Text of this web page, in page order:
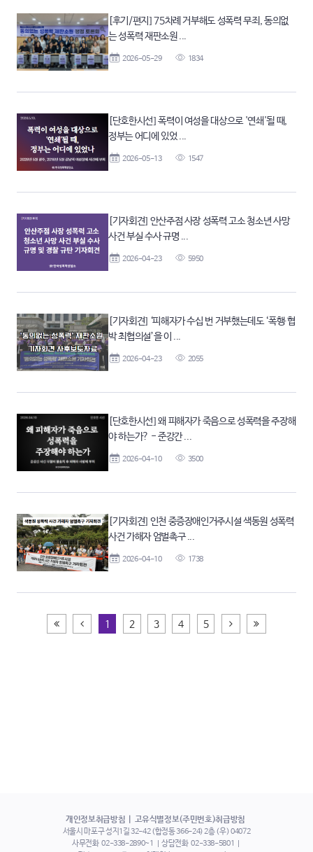
[후기/편지] 75차례 거부해도 성폭력 무죄, 동의없
는 성폭력 재판소원 ...
2026-05-29 1834
[단호한시선] 폭력이 여성을 대상으로 '연쇄'될 때,
정부는 어디에 있었 ...
2026-05-13 1547
[기자회견] 안산주점 사장 성폭력 고소 청소년 사망
사건 부실 수사 규명 ...
2026-04-23 5950
[기자회견] ‘피해자가 수십 번 거부했는데도 ‘폭행∙협
박 최협의설’을 이 ...
2026-04-23 2055
[단호한시선] 왜 피해자가 죽음으로 성폭력을 주장해
야 하는가? - 준강간 ...
2026-04-10 3500
[기자회견] 인천 중증장애인거주시설 색동원 성폭력
사건 가해자 엄벌촉구 ...
2026-04-10 1738
처음페이지
이전 1 2 3 4 5 다음 끝페이지
개인정보취급방침 고유식별정보(주민번호)취급방침
서울시 마포구 성지1길 32-42 (합정동 366-24) 2층 (우) 04072
사무전화 02-338-2890~1 상담전화 02-338-5801